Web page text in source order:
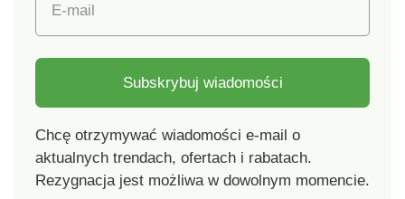
E-mail
Subskrybuj wiadomości
Chcę otrzymywać wiadomości e-mail o
aktualnych trendach, ofertach i rabatach.
Rezygnacja jest możliwa w dowolnym momencie.